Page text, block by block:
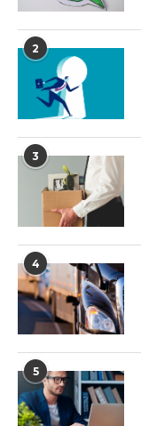
2
3
4
5